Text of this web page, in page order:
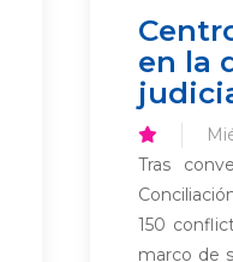
en la
Tras
150
marco de